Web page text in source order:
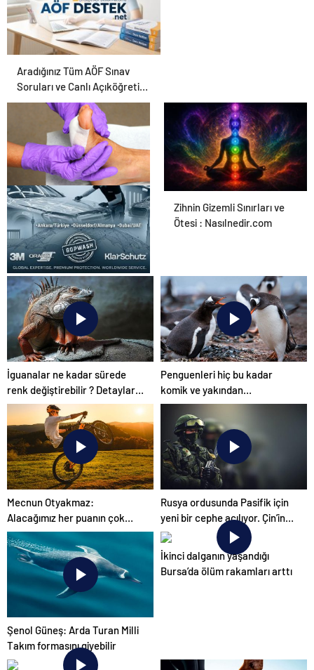
Aradığınız Tüm AÖF Sınav
Soruları ve Canlı Açıköğretim
Forumu Burada
Ortopodoloji İle Diyabetik
Ayak Yarası Tedavisi
Zihnin Gizemli Sınırları ve
Ötesi : Nasılnedir.com
UETDS Nedir ? Uetds.com
İle Akıllı Dijital Taşımacılık
Yazılımı
İguanalar ne kadar sürede
renk değiştirebilir ? Detaylar
burada…
Penguenleri hiç bu kadar
komik ve yakından
görmemiştiniz
Mecnun Otyakmaz:
Alacağımız her puanın çok
önemi var
Rusya ordusunda Pasifik için
yeni bir cephe açılıyor. Çin’in
ilk tepkisi!
Şenol Güneş: Arda Turan Milli
Takım formasını giyebilir
İkinci dalganın yaşandığı
Bursa’da ölüm rakamları arttı